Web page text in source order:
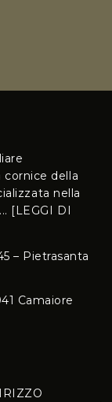
cornice della
nella
[LEGGI DI
– Pietrasanta
Camaiore